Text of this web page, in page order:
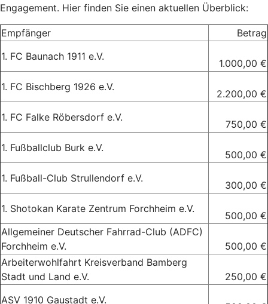
Engagement. Hier finden Sie einen aktuellen Überblick:
Empfänger
Betrag
1. FC Baunach 1911 e.V.
1.000,00 €
1. FC Bischberg 1926 e.V.
2.200,00 €
1. FC Falke Röbersdorf e.V.
750,00 €
1. Fußballclub Burk e.V.
500,00 €
1. Fußball-Club Strullendorf e.V.
300,00 €
1. Shotokan Karate Zentrum Forchheim e.V.
500,00 €
Allgemeiner Deutscher Fahrrad-Club (ADFC)
Forchheim e.V.
500,00 €
Arbeiterwohlfahrt Kreisverband Bamberg
Stadt und Land e.V.
250,00 €
ASV 1910 Gaustadt e.V.